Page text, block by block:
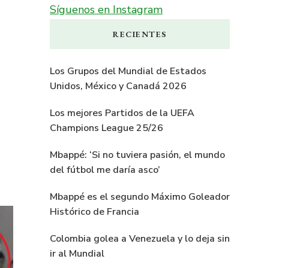
Síguenos en Instagram
RECIENTES
Los Grupos del Mundial de Estados
Unidos, México y Canadá 2026
Los mejores Partidos de la UEFA
Champions League 25/26
Mbappé: ‘Si no tuviera pasión, el mundo
del fútbol me daría asco’
Mbappé es el segundo Máximo Goleador
Histórico de Francia
Colombia golea a Venezuela y lo deja sin
ir al Mundial